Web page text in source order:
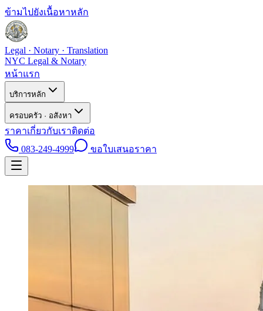
ข้ามไปยังเนื้อหาหลัก
Legal · Notary · Translation
NYC Legal & Notary
หน้าแรก
บริการหลัก
ครอบครัว · อสังหา
ราคาเกี่ยวกับเราติดต่อ
083-249-4999
ขอใบเสนอราคา